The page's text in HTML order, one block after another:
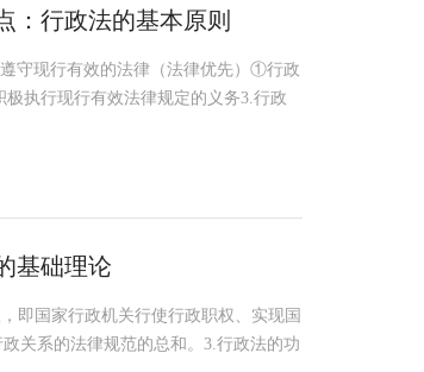
：行政法的基本原则
守现行有效的法律（法律优先）①行政
执行现行有效法律规定的义务3.行政
基础理论
即国家行政机关行使行政职权、实现国
关系的法律规范的总和。3.行政法的功